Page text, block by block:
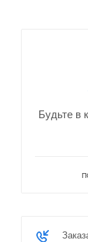
Будьте в